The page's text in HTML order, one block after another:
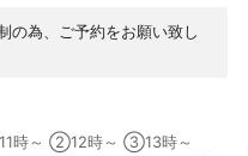
の為、ご予約をお願い致し
時～ ②12時～ ③13時～